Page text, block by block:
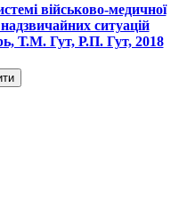
військово-медичної
ситуацій
Т.М. Гут, Р.П. Гут, 2018